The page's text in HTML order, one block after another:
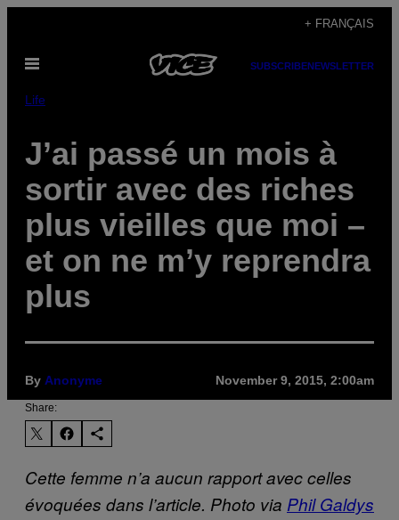
content
+ FRANÇAIS
Open
SUBSCRIBENEWSLETTER
Life
J’ai passé un mois à
sortir avec des riches
plus vieilles que moi –
et on ne m’y reprendra
plus
By Anonyme November 9, 2015, 2:00am
Share:
Cette femme n’a aucun rapport avec celles
évoquées dans l’article. Photo via Phil Galdys